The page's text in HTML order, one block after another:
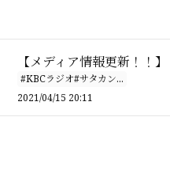
【メディア情報更新！！】
#KBCラジオ#サタカン...
2021/04/15 20:11